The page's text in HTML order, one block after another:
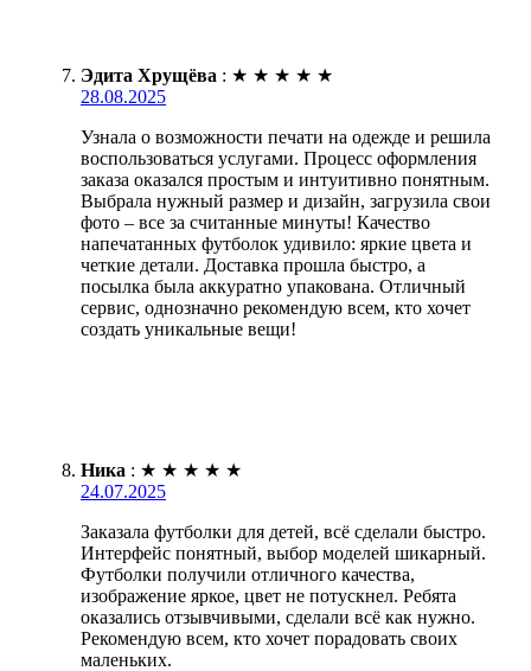
Эдита Хрущёва : ★ ★ ★ ★ ★
28.08.2025
Узнала о возможности печати на одежде и решила
воспользоваться услугами. Процесс оформления
заказа оказался простым и интуитивно понятным.
Выбрала нужный размер и дизайн, загрузила свои
фото – все за считанные минуты! Качество
напечатанных футболок удивило: яркие цвета и
четкие детали. Доставка прошла быстро, а
посылка была аккуратно упакована. Отличный
сервис, однозначно рекомендую всем, кто хочет
создать уникальные вещи!
Ника : ★ ★ ★ ★ ★
24.07.2025
Заказала футболки для детей, всё сделали быстро.
Интерфейс понятный, выбор моделей шикарный.
Футболки получили отличного качества,
изображение яркое, цвет не потускнел. Ребята
оказались отзывчивыми, сделали всё как нужно.
Рекомендую всем, кто хочет порадовать своих
маленьких.